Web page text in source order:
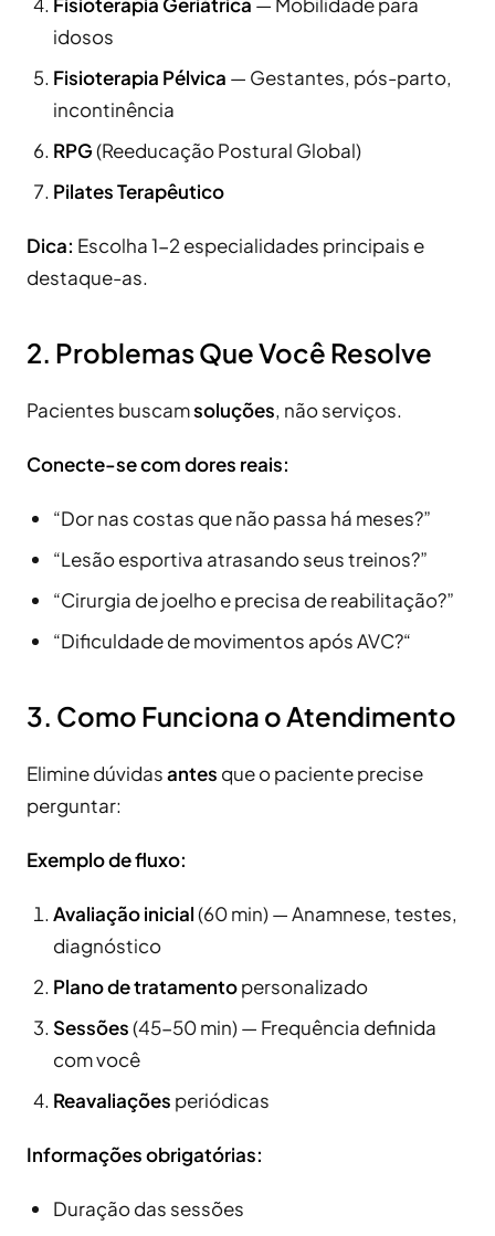
idosos
Fisioterapia Pélvica — Gestantes, pós-parto,
incontinência
RPG(Reeducação Postural Global)
Pilates Terapêutico
Dica: Escolha 1-2 especialidades principais e
destaque-as.
2. Problemas Que Você Resolve
Pacientes buscamsoluções, não serviços.
Conecte-se com dores reais:
“Dor nas costas que não passa há meses?”
“Lesão esportiva atrasando seus treinos?”
“Cirurgia de joelho e precisa de reabilitação?”
“Dificuldade de movimentos após AVC?“
3. Como Funciona o Atendimento
Elimine dúvidasantes que o paciente precise
perguntar:
Exemplo de fluxo:
Avaliação inicial(60 min) — Anamnese, testes,
diagnóstico
Plano de tratamentopersonalizado
Sessões(45-50 min) — Frequência definida
com você
Reavaliações periódicas
Informações obrigatórias:
Duração das sessões